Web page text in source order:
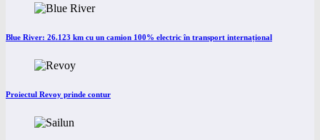
Blue River: 26.123 km cu un camion 100% electric în transport internațional
Proiectul Revoy prinde contur